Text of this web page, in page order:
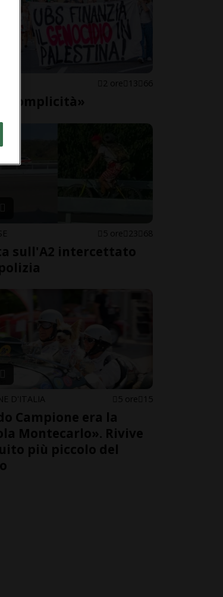
2 ore 13 66
complicità»
5 ore 23 68
sull'A2 intercettato
D'ITALIA 5 ore 15
Campione era la
Montecarlo». Rivive
più piccolo del